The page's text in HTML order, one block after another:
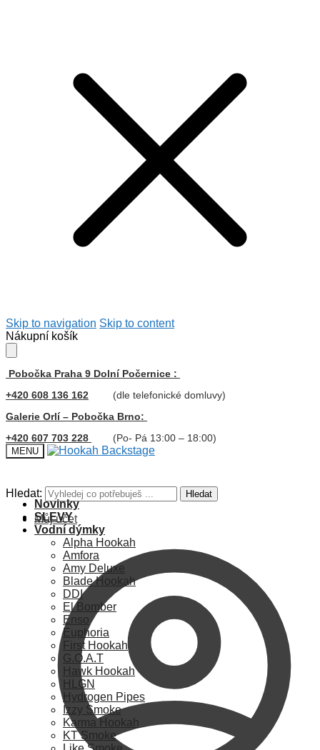
Skip to navigation Skip to content
Nákupní košík
Pobočka Praha 9 Dolní Počernice :
+420 608 136 162
(dle telefonické domluvy)
Galerie Orlí – Pobočka Brno:
+420 607 703 228
(Po- Pá 13:00 – 18:00)
MENU
Hledat: Hledat
Můj účet
Novinky
SLEVY
Vodní dýmky
Alpha Hookah
Amfora
Amy Deluxe
Blade Hookah
DDI
El Bomber
Enso
Euphoria
First Hookah
G.O.A.T
Hawk Hookah
HLGN
Hydrogen Pipes
Izzy Smoke
Karma Hookah
KT Smoke